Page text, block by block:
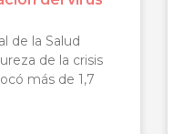
de la Salud
de la crisis
más de 1,7